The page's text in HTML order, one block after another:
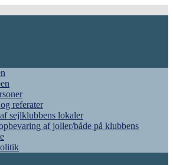
referater
sejlklubbens lokaler
af joller/både på klubbens